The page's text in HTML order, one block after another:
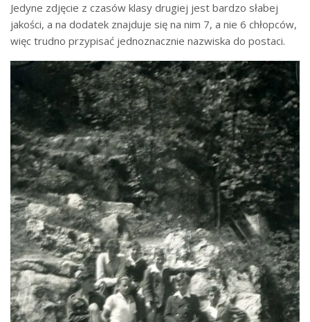
Jedyne zdjęcie z czasów klasy drugiej jest bardzo słabej
jakości, a na dodatek znajduje się na nim 7, a nie 6 chłopców,
więc trudno przypisać jednoznacznie nazwiska do postaci.